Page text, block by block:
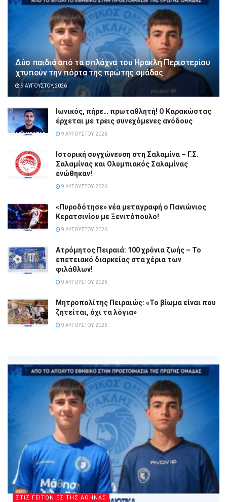
Δύο παιδιά από τα σπλάχνα του Ηρακλή Περιστερίου
χτυπούν την πόρτα της πρώτης ομάδας
9 ΑΥΓΟΎΣΤΟΥ, 2026
Ιωνικός, πήρε… πρωταθλητή! Ο Καρακώστας
έρχεται με τρεις συνεχόμενες ανόδους
9 ΑΥΓΟΎΣΤΟΥ, 2026
Ιστορική συγχώνευση στη Σαλαμίνα – Γ.Σ.
Σαλαμίνας και Ολυμπιακός Σαλαμίνας
ενώθηκαν!
9 ΑΥΓΟΎΣΤΟΥ, 2026
«Πυροδότησε» νέα μεταγραφή ο Πανιώνιος
Κερατσινίου με Ξενιτόπουλο!
9 ΑΥΓΟΎΣΤΟΥ, 2026
Ατρόμητος Πειραιά: 100 χρόνια ζωής – Το
επετειακό διαρκείας στα χέρια των
φιλάθλων!
9 ΑΥΓΟΎΣΤΟΥ, 2026
Μητροπολίτης Πειραιώς: «Το βίωμα είναι που
ζητείται, όχι τα λόγια»
9 ΑΥΓΟΎΣΤΟΥ, 2026
ΣΤΙΣ ΓΕΙΤΟΝΙΕΣ ΤΗΣ ΑΘΗΝΑΣ